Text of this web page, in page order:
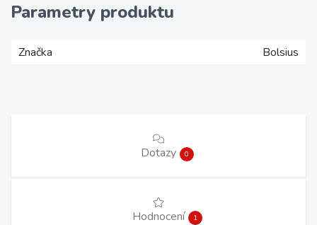
Parametry produktu
Značka Bolsius
Dotazy 0
Hodnocení 1